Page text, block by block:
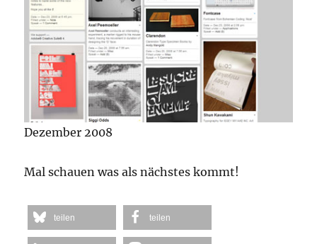
Dezember 2008
Mal schauen was als nächstes kommt!
teilen teilen